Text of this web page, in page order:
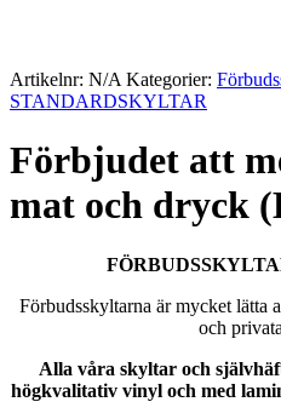
Artikelnr: N/A Kategorier:
STANDARDSKYLTAR
Förbjudet att
mat och dryck
Förbudsskyltarna är mycket lätta
och
Alla våra skyltar och
högkvalitativ vinyl och med